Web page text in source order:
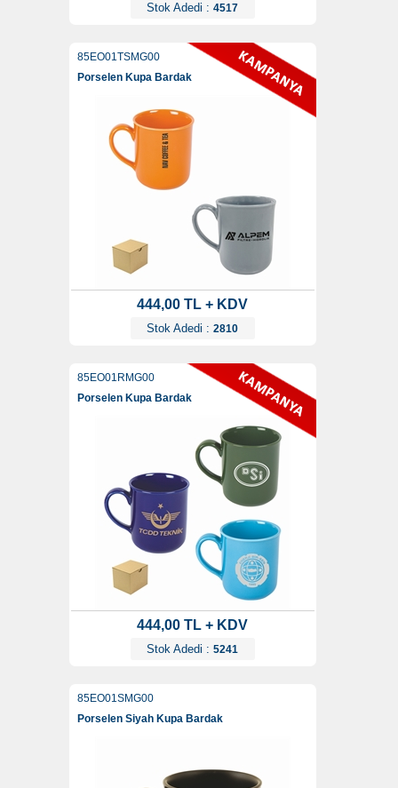
Stok Adedi : 4517
85EO01TSMG00
Porselen Kupa Bardak
444,00 TL + KDV
Stok Adedi : 2810
85EO01RMG00
Porselen Kupa Bardak
444,00 TL + KDV
Stok Adedi : 5241
85EO01SMG00
Porselen Siyah Kupa Bardak